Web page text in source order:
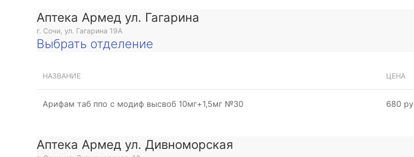
Аптека Армед ул. Гагарина
г. Сочи, ул. Гагарина 19А
Выбрать отделение
НАЗВАНИЕ ЦЕНА
Арифам таб ппо с модиф высвоб 10мг+1,5мг №30 680
Аптека Армед ул. Дивноморская